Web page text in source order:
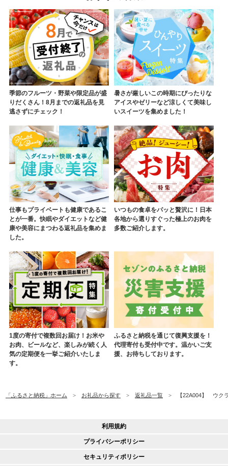
季節のフルーツ・野菜や限定品が盛
りだくさん！8月までの返礼品を見
逃さずにチェック！
暑さが厳しいこの時期にぴったりな
アイスやゼリーなど涼しくて美味し
いスイーツを集めました！
仕事もプライベートも健康であるこ
とが一番。快眠やダイエットなど健
康や美容にまつわる返礼品を集めま
した。
いつもの食卓をパッと贅沢に！日本
各地から選りすぐった極上のお肉を
多数ご紹介します。
1度の寄付で複数回お届け！お米や
お肉、ビールなど、楽しみが続く人
気の定期便を一挙ご紹介いたしま
す。
ふるさと納税を通じて復興支援を！
代理寄付も受付中です。温かいご支
援、お待ちしております。
「ふるさと納税」ホーム お礼品から探す 返礼品一覧 【22A004】 ウク
利用規約
プライバシーポリシー
セキュリティポリシー